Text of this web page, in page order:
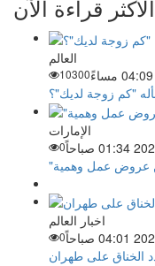
الأكثر قراءة الآن
العالم
10300
"كم زوجة لديك"؟
الإمارات
0
عروض عمل وهمية
اخبار العالم
0
الخناق على طهران